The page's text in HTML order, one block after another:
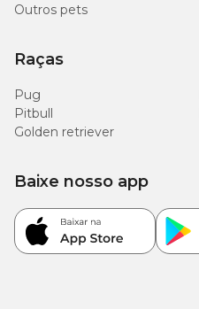
Outros pets
Raças
Pug
Pitbull
Golden retriever
Baixe nosso app